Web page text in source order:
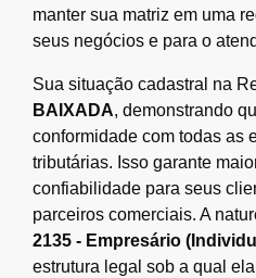
manter sua matriz em uma
seus negócios e para o
Sua situação cadastral na
BAIXADA, demonstrando
conformidade com todas as
tributárias. Isso garante
confiabilidade para seus
parceiros comerciais. A
2135 - Empresário
estrutura legal sob a qual